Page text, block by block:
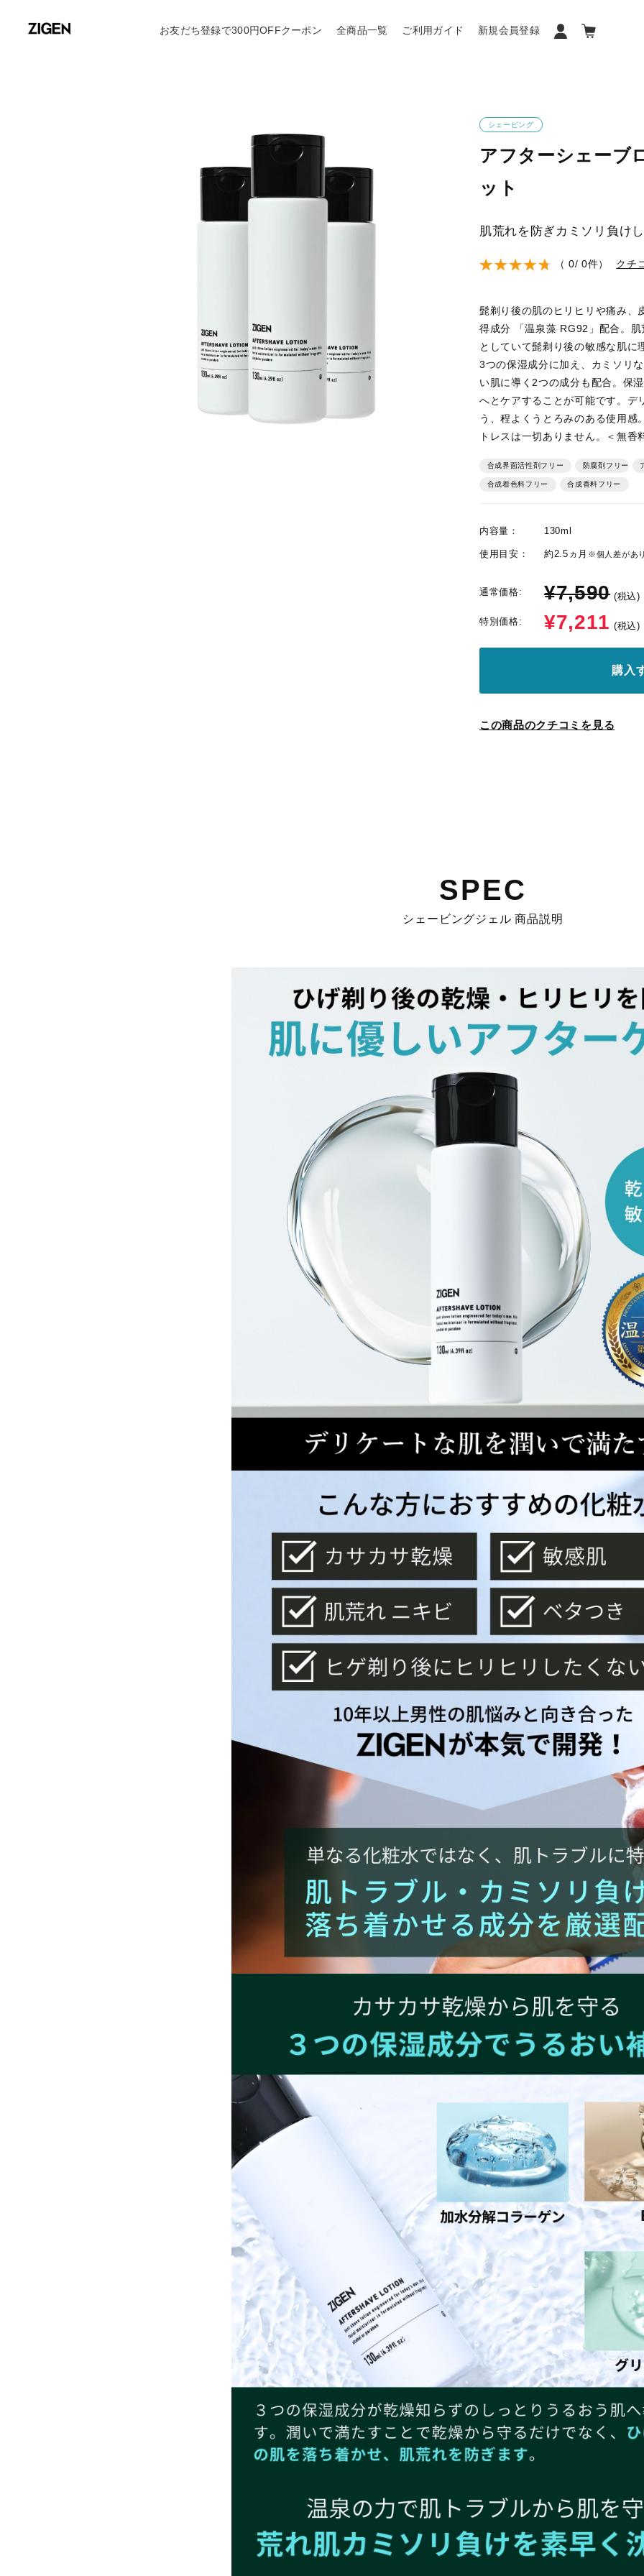
お友だち登録で300円OFFクーポン 全商品一覧 ご利用ガイド 新規会員登録
シェービング
アフターシェーブ
ット
肌荒れを防ぎカミソリ負け
（ 0/ 0件） クチ
髭剃り後の肌のヒリヒリや痛み、
得成分 「温泉藻 RG92」配合。
としていて髭剃り後の敏感な肌
3つの保湿成分に加え、カミソリ
い肌に導く2つの成分も配合。保
へとケアすることが可能です。デ
う、程よくうとろみのある使用
トレスは一切ありません。＜無香
合成界面活性剤フリー 防腐剤フリー
合成着色料フリー 合成香料フリー
内容量： 130ml
使用目安： 約2.5ヵ月 ※個人差があ
通常価格: ¥7,590 (税込)
特別価格: ¥7,211 (税込)
購入
この商品のクチコミを見る
SPEC
シェービングジェル 商品説明